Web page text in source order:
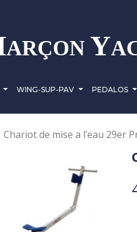
ARÇON Y
WING-SUP-PAV PEDALOS
Chariot de mise a l’eau 29er